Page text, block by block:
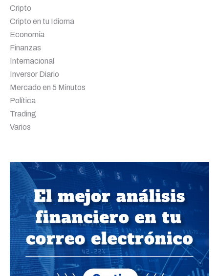
Cripto
Cripto en tu Idioma
Economía
Finanzas
Internacional
Inversor Diario
Mercado en 5 Minutos
Política
Trading
Varios